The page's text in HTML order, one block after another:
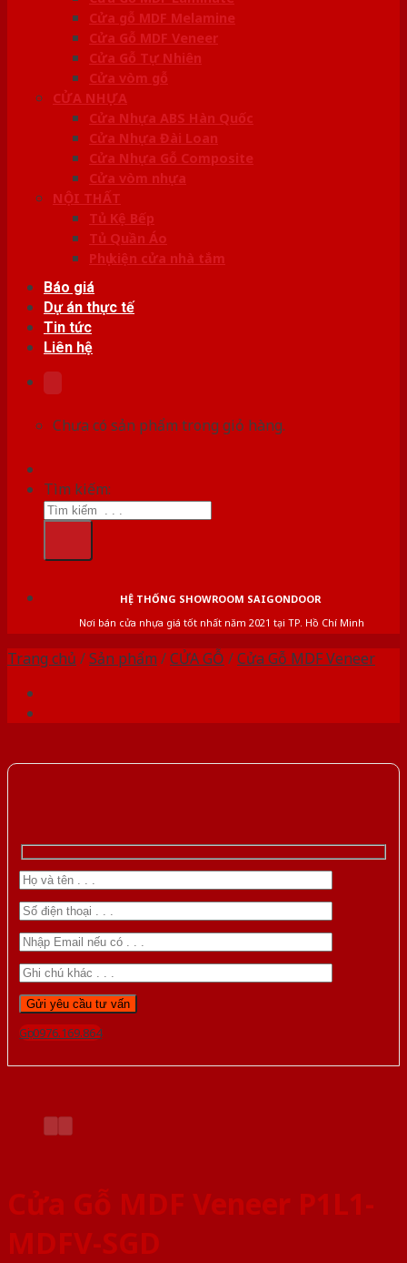
Cửa gỗ MDF Melamine
Cửa Gỗ MDF Veneer
Cửa Gỗ Tự Nhiên
Cửa vòm gỗ
CỬA NHỰA
Cửa Nhựa ABS Hàn Quốc
Cửa Nhựa Đài Loan
Cửa Nhựa Gỗ Composite
Cửa vòm nhựa
NỘI THẤT
Tủ Kệ Bếp
Tủ Quần Áo
Phụ kiện cửa nhà tắm
Báo giá
Dự án thực tế
Tin tức
Liên hệ
Chưa có sản phẩm trong giỏ hàng.
Tìm kiếm:
HỆ THỐNG SHOWROOM SAIGONDOOR
Nơi bán cửa nhựa giá tốt nhất năm 2021 tại TP. Hồ Chí Minh
Trang chủ /Sản phẩm /CỬA GỖ /Cửa Gỗ MDF Veneer
Gọi 0976.169.864
Cửa Gỗ MDF Veneer P1L1-
MDFV-SGD